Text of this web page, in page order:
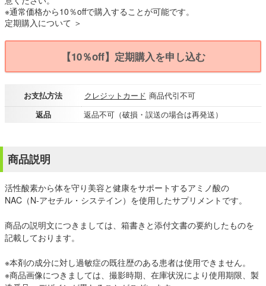
※通常価格から10％offで購入することが可能です。
定期購入について ＞
【10％off】定期購入を申し込む
お支払方法 クレジットカード 商品代引不可
返品
返品不可（破損・誤送の場合は再発送）
商品説明
活性酸素から体を守り美容と健康をサポートするアミノ酸の
NAC（N-アセチル・システイン）を使用したサプリメントです。
商品の説明文につきましては、箱書きと添付文書の要約したものを
記載しております。
※本剤の成分に対し過敏症の既往歴のある患者は使用できません。
※商品画像につきましては、撮影時期、在庫状況により使用期限、製